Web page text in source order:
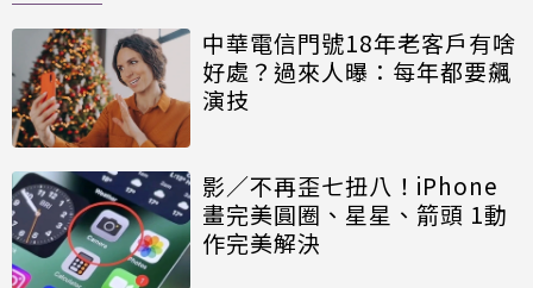
中華電信門號18年老客戶有啥
好處？過來人曝：每年都要飆
演技
影／不再歪七扭八！iPhone
畫完美圓圈、星星、箭頭 1動
作完美解決